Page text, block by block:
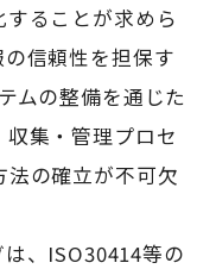
ることが求めら
信頼性を担保す
ムの整備を通じた
集・管理プロセ
法の確立が不可欠
、ISO30414等の